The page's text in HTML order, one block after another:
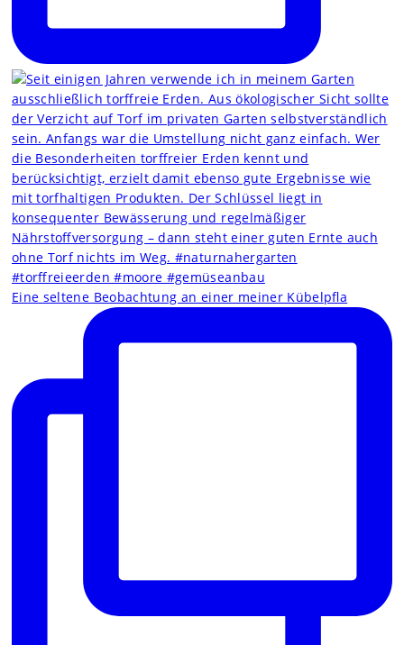
Eine seltene Beobachtung an einer meiner Kübelpfla